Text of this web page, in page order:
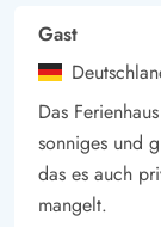
Gast
Das
sonniges und
das es auch
mangelt.